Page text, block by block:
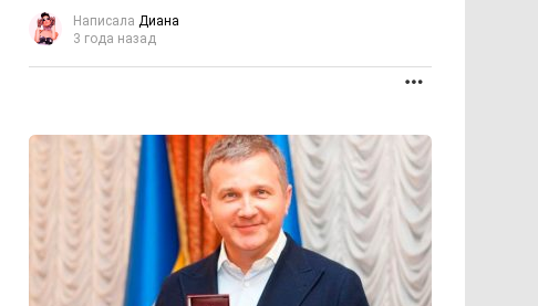
ПРОДОЛЖЕНИЕ
Написала Диана
3 года назад